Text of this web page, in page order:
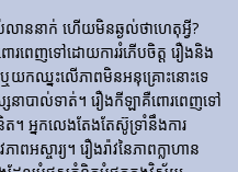
លាន​នាក់ ហើយ​មិន​ឆ្ងល់​ថា​ហេតុអ្វី?
រពេញ​ទៅ​ដោយ​ការ​រំភើប​ចិត្ត រឿង​និង​
កឈ្នះលើភាពមិនអនុគ្រោះនោះទេ
ស្សនាបាល់ទាត់។ រឿង​កីឡា​គឺ​ពោរពេញ​ទៅ​
អ្នកលេងតែងតែស៊ូទ្រាំនឹងការ
អស្ចារ្យ។ រឿងរ៉ាវនៃភាពក្លាហាន